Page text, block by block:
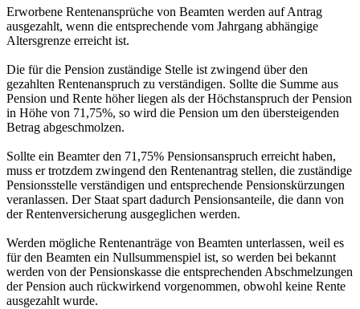
Erworbene Rentenansprüche von Beamten werden auf Antrag
ausgezahlt, wenn die entsprechende vom Jahrgang abhängige
Altersgrenze erreicht ist.
Die für die Pension zuständige Stelle ist zwingend über den
gezahlten Rentenanspruch zu verständigen. Sollte die Summe aus
Pension und Rente höher liegen als der Höchstanspruch der Pension
in Höhe von 71,75%, so wird die Pension um den übersteigenden
Betrag abgeschmolzen.
Sollte ein Beamter den 71,75% Pensionsanspruch erreicht haben,
muss er trotzdem zwingend den Rentenantrag stellen, die zuständige
Pensionsstelle verständigen und entsprechende Pensionskürzungen
veranlassen. Der Staat spart dadurch Pensionsanteile, die dann von
der Rentenversicherung ausgeglichen werden.
Werden mögliche Rentenanträge von Beamten unterlassen, weil es
für den Beamten ein Nullsummenspiel ist, so werden bei bekannt
werden von der Pensionskasse die entsprechenden Abschmelzungen
der Pension auch rückwirkend vorgenommen, obwohl keine Rente
ausgezahlt wurde.